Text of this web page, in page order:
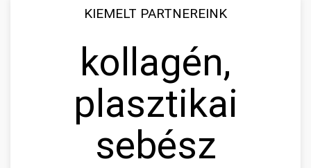
KIEMELT PARTNEREINK
kollagén,
plasztikai
sebész